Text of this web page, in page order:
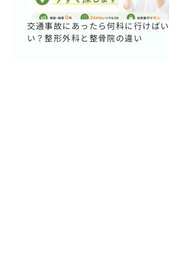
交通事故にあったら何科に行けばい
い？整形外科と整骨院の違い